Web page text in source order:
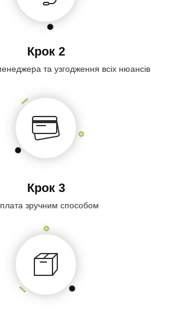
Крок 2
та узгодження всіх нюансів
Крок 3
зручним способом